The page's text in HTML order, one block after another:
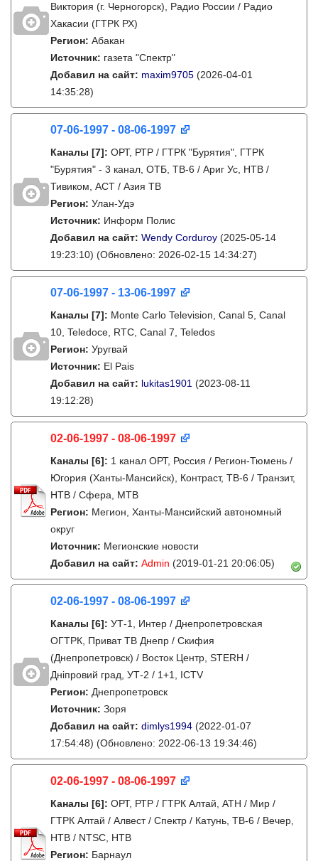
Виктория (г. Черногорск), Радио России / Радио
Хакасии (ГТРК РХ)
Регион: Абакан
Источник: газета "Спектр"
Добавил на сайт: maxim9705 (2026-04-01
14:35:28)
07-06-1997 - 08-06-1997
Каналы [7]: ОРТ, РТР / ГТРК "Бурятия", ГТРК
"Бурятия" - 3 канал, ОТБ, ТВ-6 / Ариг Ус, НТВ /
Тивиком, АСТ / Азия ТВ
Регион: Улан-Удэ
Источник: Информ Полис
Добавил на сайт: Wendy Corduroy (2025-05-14
19:23:10) (Обновлено: 2026-02-15 14:34:27)
07-06-1997 - 13-06-1997
Каналы [7]: Monte Carlo Television, Canal 5, Canal
10, Teledoce, RTC, Canal 7, Teledos
Регион: Уругвай
Источник: El Pais
Добавил на сайт: lukitas1901 (2023-08-11
19:12:28)
02-06-1997 - 08-06-1997
Каналы [6]: 1 канал ОРТ, Россия / Регион-Тюмень /
Югория (Ханты-Мансийск), Контраст, ТВ-6 / Транзит,
НТВ / Сфера, МТВ
Регион: Мегион, Ханты-Мансийский автономный
округ
Источник: Мегионские новости
Добавил на сайт: Admin (2019-01-21 20:06:05)
02-06-1997 - 08-06-1997
Каналы [6]: УТ-1, Интер / Днепропетровская
ОГТРК, Приват ТВ Днепр / Скифия
(Днепропетровск) / Восток Центр, STERH /
Дніпровий град, УТ-2 / 1+1, ICTV
Регион: Днепропетровск
Источник: Зоря
Добавил на сайт: dimlys1994 (2022-01-07
17:54:48) (Обновлено: 2022-06-13 19:34:46)
02-06-1997 - 08-06-1997
Каналы [6]: ОРТ, РТР / ГТРК Алтай, АТН / Мир /
ГТРК Алтай / Алвест / Спектр / Катунь, ТВ-6 / Вечер,
НТВ / NTSC, НТВ
Регион: Барнаул